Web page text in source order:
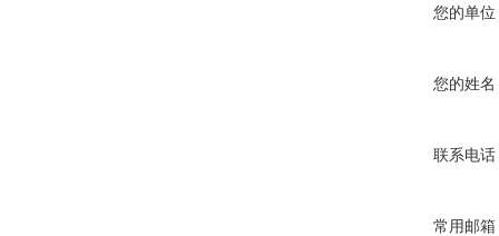
您的单位
您的姓名
联系电话
常用邮箱